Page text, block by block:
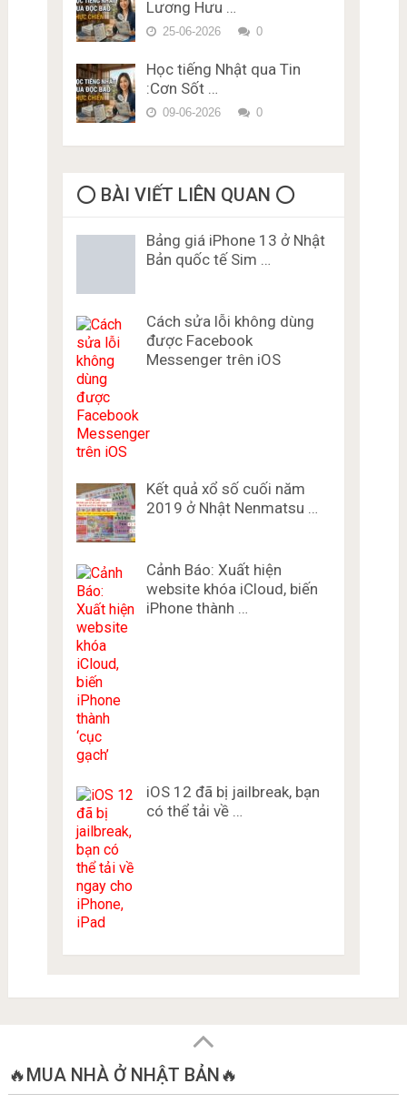
Lương Hưu …
25-06-2026 0
Học tiếng Nhật qua Tin
:Cơn Sốt …
09-06-2026 0
⭕️ BÀI VIẾT LIÊN QUAN ⭕️
Bảng giá iPhone 13 ở Nhật
Bản quốc tế Sim …
Cách sửa lỗi không dùng
được Facebook
Messenger trên iOS
Kết quả xổ số cuối năm
2019 ở Nhật Nenmatsu …
Cảnh Báo: Xuất hiện
website khóa iCloud, biến
iPhone thành …
iOS 12 đã bị jailbreak, bạn
có thể tải về …
🔥MUA NHÀ Ở NHẬT BẢN🔥